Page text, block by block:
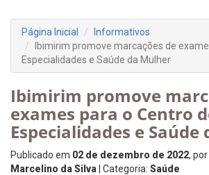
Página Inicial
Informativos
Ibimirim promove marcações de
Especialidades e Saúde da Mulher
Ibimirim promove
exames para o Centro
Especialidades e
Publicado em 02 de dezembro de 2022, por
Marcelino da Silva | Categoria: Saúde